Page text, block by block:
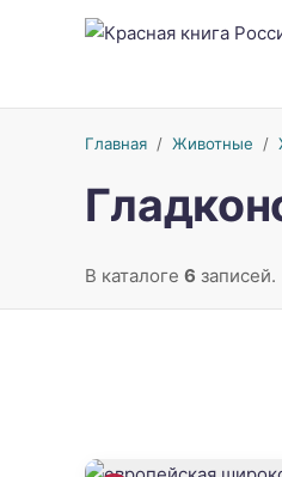
Главная/ Животные /
В каталоге 6 записей.